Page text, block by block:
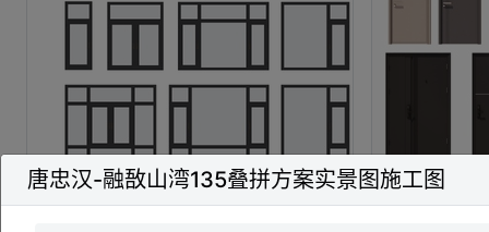
建筑窗 (29) AT-29 现代卧室门 单开门 木
唐忠汉-融敔山湾135叠拼方案实景图施工图